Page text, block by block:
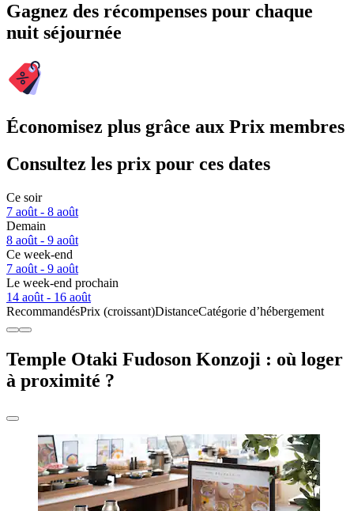
Gagnez des récompenses pour chaque
nuit séjournée
Économisez plus grâce aux Prix membres
Consultez les prix pour ces dates
Ce soir
7 août - 8 août
Demain
8 août - 9 août
Ce week-end
7 août - 9 août
Le week-end prochain
14 août - 16 août
RecommandésPrix (croissant)DistanceCatégorie d’hébergement
Temple Otaki Fudoson Konzoji : où loger
à proximité ?